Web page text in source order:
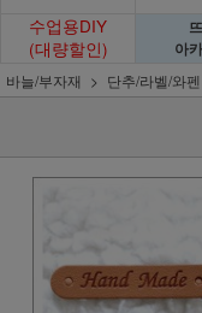
수업용DIY
(대량할인)
아
바늘/부자재 단추/라벨/와펜